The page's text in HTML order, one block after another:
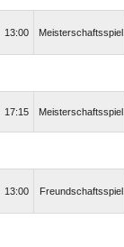
13:00 Meisterschaftsspiel
17:15 Meisterschaftsspiel
13:00 Freundschaftsspiel